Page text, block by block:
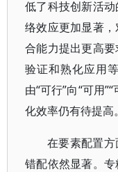
低了科技创新活
络效应更加显著
合能力提出更高
验证和熟化应用
由“可行”向“可用
化效率仍有待提高。
在要素配置
错配依然显著。